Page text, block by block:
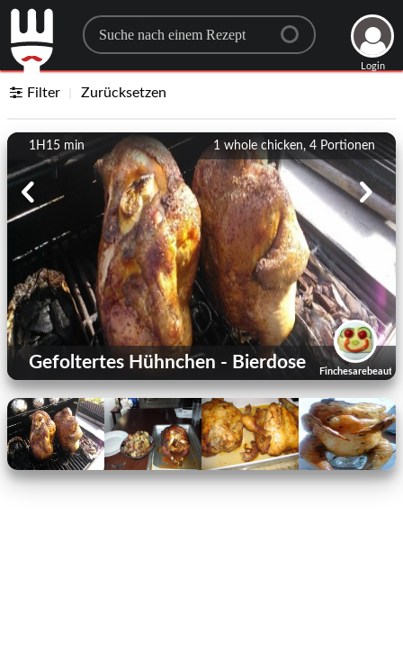
Search for a recipe
Login
Filter Zurücksetzen
1 whole chicken, 4 Portionen
1H15 min
Gefoltertes Hühnchen - Bierdose